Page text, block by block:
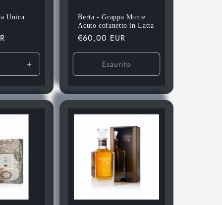
Unica
Aumenta
quantità
Default
Berta - Grappa Monte
Acuto cofanetto in Latta
Prezzo
di
€60,00 EUR
Esaurito